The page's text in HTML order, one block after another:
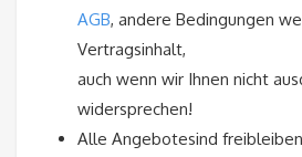
AGB, andere Bedingungen
Vertragsinhalt,
auch wenn wir Ihnen nicht
widersprechen!
Alle Angebotesind